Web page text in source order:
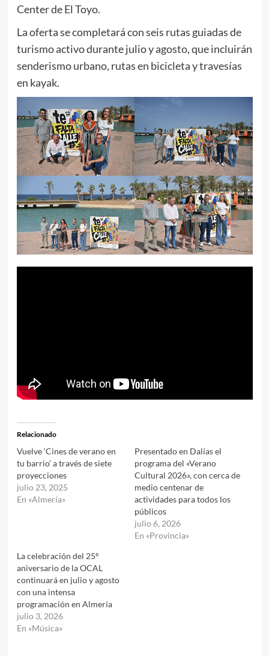
Center de El Toyo.
La oferta se completará con seis rutas guiadas de
turismo activo durante julio y agosto, que incluirán
senderismo urbano, rutas en bicicleta y travesías
en kayak.
Relacionado
Vuelve ‘Cines de verano en
tu barrio’ a través de siete
proyecciones
julio 23, 2025
En «Almería»
Presentado en Dalías el
programa del «Verano
Cultural 2026», con cerca de
medio centenar de
actividades para todos los
públicos
julio 6, 2026
En «Provincia»
La celebración del 25º
aniversario de la OCAL
continuará en julio y agosto
con una intensa
programación en Almería
julio 3, 2026
En «Música»